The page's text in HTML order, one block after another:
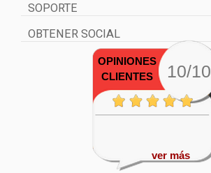
SOPORTE
OBTENER SOCIAL
OPINIONES
CLIENTES
10/10
ver más